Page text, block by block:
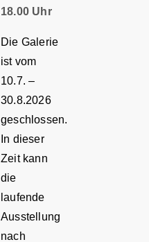
18.00 Uhr
Die Galerie
ist vom
10.7. –
30.8.2026
geschlossen.
In dieser
Zeit kann
die
laufende
Ausstellung
nach